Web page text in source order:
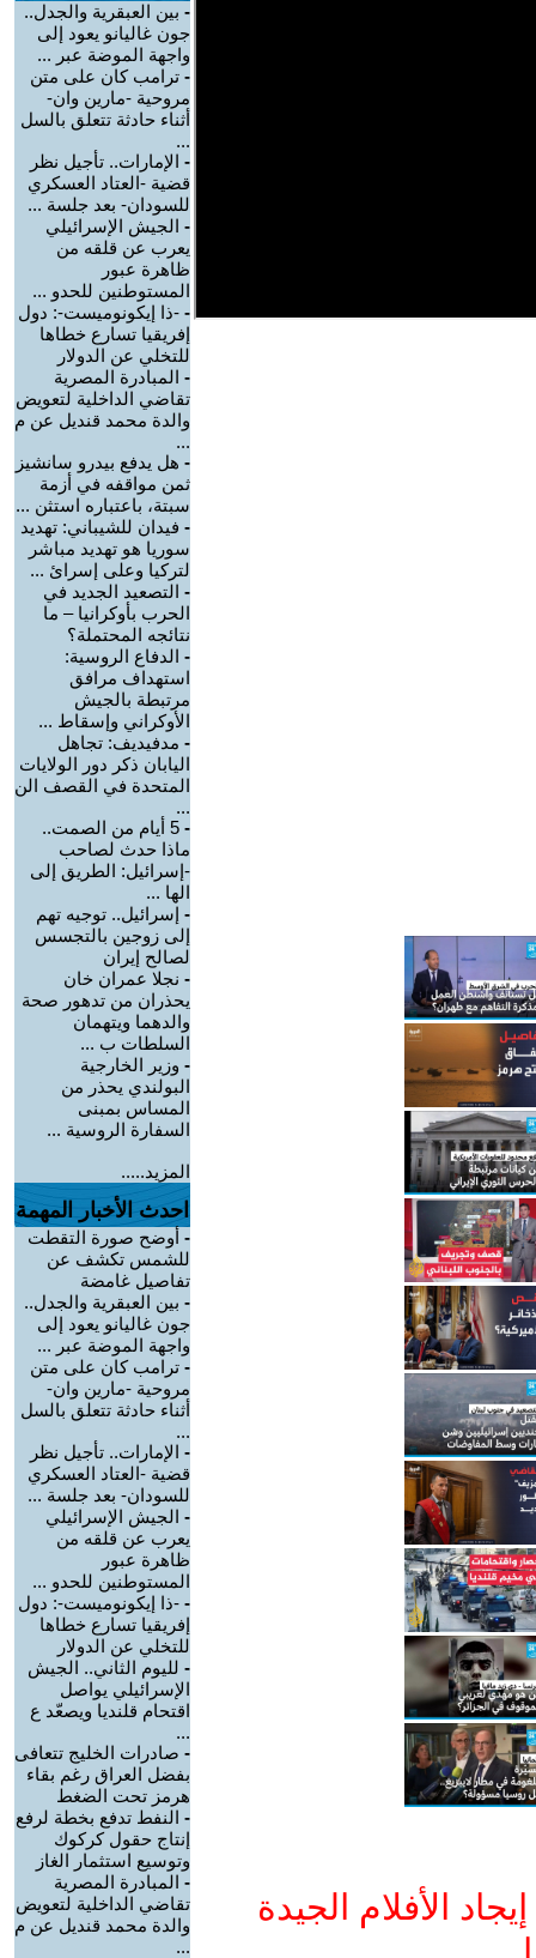
الأفلام الجيدة
- بين العبقرية والجدل..
جون غاليانو يعود إلى
واجهة الموضة عبر ...
- ترامب كان على متن
مروحية -مارين وان-
أثناء حادثة تتعلق بالسل
...
- الإمارات.. تأجيل نظر
قضية -العتاد العسكري
للسودان- بعد جلسة ...
- الجيش الإسرائيلي
يعرب عن قلقه من
ظاهرة عبور
المستوطنين للحدو ...
- -ذا إيكونوميست-: دول
إفريقيا تسارع خطاها
للتخلي عن الدولار
- المبادرة المصرية
تقاضي الداخلية لتعويض
والدة محمد قنديل عن م
...
- هل يدفع بيدرو سانشيز
ثمن مواقفه في أزمة
سبتة، باعتباره استثن ...
- فيدان للشيباني: تهديد
سوريا هو تهديد مباشر
لتركيا وعلى إسرائ ...
- التصعيد الجديد في
الحرب بأوكرانيا – ما
نتائجه المحتملة؟
- الدفاع الروسية:
استهداف مرافق
مرتبطة بالجيش
الأوكراني وإسقاط ...
- مدفيديف: تجاهل
اليابان ذكر دور الولايات
المتحدة في القصف الن
...
-
5 أيام من الصمت..
ماذا حدث لصاحب
-إسرائيل: الطريق إلى
الها ...
- إسرائيل.. توجيه تهم
إلى زوجين بالتجسس
لصالح إيران
- نجلا عمران خان
يحذران من تدهور صحة
والدهما ويتهمان
السلطات ب ...
- وزير الخارجية
البولندي يحذر من
المساس بمبنى
السفارة الروسية ...
المزيد.....
احدث الأخبار المهمة
- أوضح صورة التقطت
للشمس تكشف عن
تفاصيل غامضة
- بين العبقرية والجدل..
جون غاليانو يعود إلى
واجهة الموضة عبر ...
- ترامب كان على متن
مروحية -مارين وان-
أثناء حادثة تتعلق بالسل
...
- الإمارات.. تأجيل نظر
قضية -العتاد العسكري
للسودان- بعد جلسة ...
- الجيش الإسرائيلي
يعرب عن قلقه من
ظاهرة عبور
المستوطنين للحدو ...
- -ذا إيكونوميست-: دول
إفريقيا تسارع خطاها
للتخلي عن الدولار
- لليوم الثاني.. الجيش
الإسرائيلي يواصل
اقتحام قلنديا ويصعّد ع
...
- صادرات الخليج تتعافى
بفضل العراق رغم بقاء
هرمز تحت الضغط
- النفط تدفع بخطة لرفع
إنتاج حقول كركوك
وتوسيع استثمار الغاز
- المبادرة المصرية
تقاضي الداخلية لتعويض
والدة محمد قنديل عن م
...